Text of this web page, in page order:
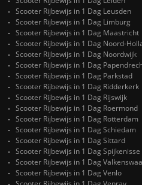
Scooter Rijbewijs in 1 Dag Leusden
Scooter Rijbewijs in 1 Dag Limburg
Scooter Rijbewijs in 1 Dag Maastricht
Scooter Rijbewijs in 1 Dag Noord-
Scooter Rijbewijs in 1 Dag Noordwijk
Scooter Rijbewijs in 1 Dag
Scooter Rijbewijs in 1 Dag Parkstad
Scooter Rijbewijs in 1 Dag Ridderkerk
Scooter Rijbewijs in 1 Dag Rijswijk
Scooter Rijbewijs in 1 Dag Roermond
Scooter Rijbewijs in 1 Dag Rotterdam
Scooter Rijbewijs in 1 Dag Schiedam
Scooter Rijbewijs in 1 Dag Sittard
Scooter Rijbewijs in 1 Dag Spijkenisse
Scooter Rijbewijs in 1 Dag
Scooter Rijbewijs in 1 Dag Venlo